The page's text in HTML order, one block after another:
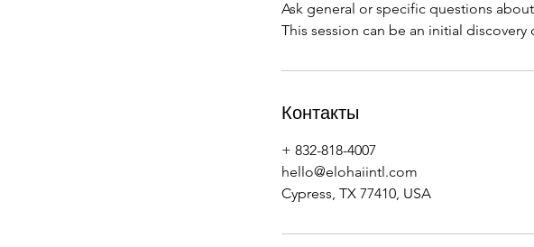
Ask general or specific questions
This session can be an initial discovery
Контакты
+ 832-818-4007
hello@elohaiintl.com
Cypress, TX 77410, USA